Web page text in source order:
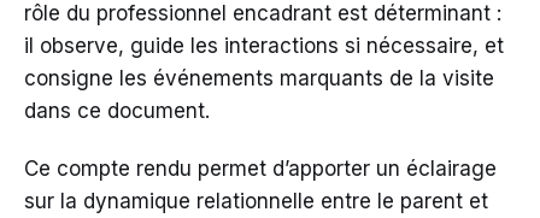
rôle du professionnel encadrant est déterminant :
il observe, guide les interactions si nécessaire, et
consigne les événements marquants de la visite
dans ce document.
Ce compte rendu permet d’apporter un éclairage
sur la dynamique relationnelle entre le parent et